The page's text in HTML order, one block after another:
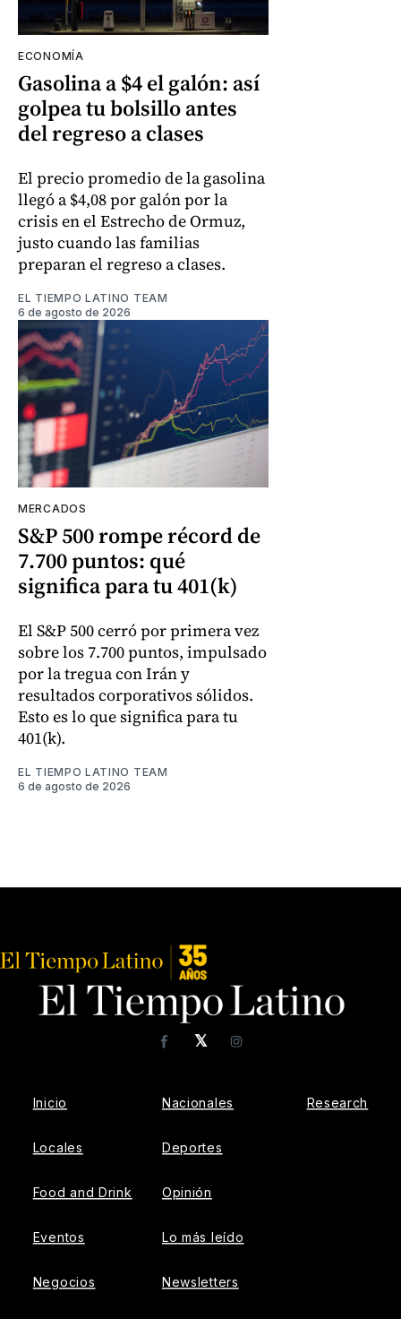
ECONOMÍA
Gasolina a $4 el galón: así
golpea tu bolsillo antes
del regreso a clases
El precio promedio de la gasolina
llegó a $4,08 por galón por la
crisis en el Estrecho de Ormuz,
justo cuando las familias
preparan el regreso a clases.
EL TIEMPO LATINO TEAM
6 de agosto de 2026
MERCADOS
S&P 500 rompe récord de
7.700 puntos: qué
significa para tu 401(k)
El S&P 500 cerró por primera vez
sobre los 7.700 puntos, impulsado
por la tregua con Irán y
resultados corporativos sólidos.
Esto es lo que significa para tu
401(k).
EL TIEMPO LATINO TEAM
6 de agosto de 2026
𝕏
FacebookInstagram
Inicio
Locales
Food and Drink
Eventos
Negocios
Nacionales
Deportes
Opinión
Lo más leído
Newsletters
Research